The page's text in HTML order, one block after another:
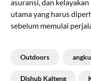
asuransi, dan
utama yang harus
sebelum memulai
Outdoors
Dishub Kalteng